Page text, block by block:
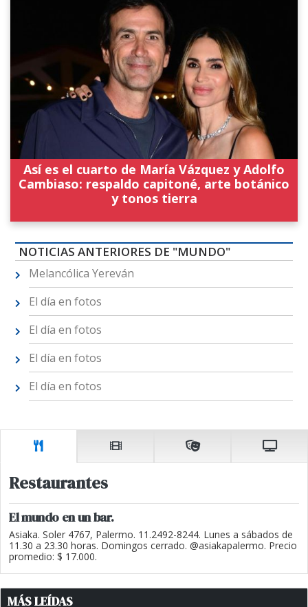
Así es el cuarto de María Vázquez y Adolfo
Cambiaso: respaldo capitoné, arte botánico
y tonos tierra
NOTICIAS ANTERIORES DE "MUNDO"
Melancólica Yereván
El día en fotos
El día en fotos
El día en fotos
El día en fotos
Restaurantes
El mundo en un bar.
Asiaka. Soler 4767, Palermo. 11.2492-8244. Lunes a sábados de
11.30 a 23.30 horas. Domingos cerrado. @asiakapalermo. Precio
promedio: $ 17.000.
MÁS LEÍDAS